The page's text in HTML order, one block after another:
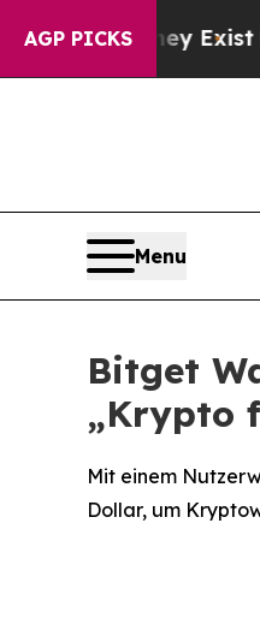
AGP PICKS
They Exist Fox
Menu
Bitget
„Krypto
Mit einem
Dollar, um